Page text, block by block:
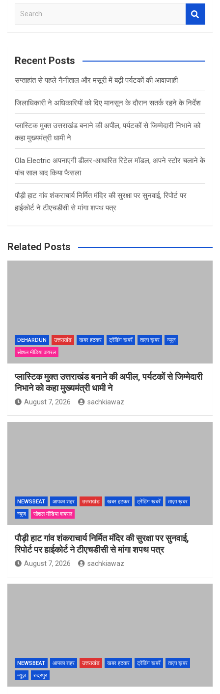
a
c
Recent Posts
सप्ताहांत से पहले नैनीताल और मसूरी में बढ़ी पर्यटकों की आवाजाही
जिलाधिकारी ने अधिकारियों को दिए मानसून के दौरान सतर्क रहने के निर्देश
प्लास्टिक मुक्त उत्तराखंड बनाने की अपील, पर्यटकों से जिम्मेदारी निभाने को
कहा मुख्यमंत्री धामी ने
Ola Electric अपनाएगी डीलर-आधारित रिटेल मॉडल, अपने स्टोर चलाने के
पांच साल बाद किया फैसला
पौड़ी हाट गांव शंकराचार्य निर्मित मंदिर की सुरक्षा पर सुनवाई, रिपोर्ट पर
हाईकोर्ट ने टीएचडीसी से मांगा शपथ पत्र
Related Posts
DEHARDUN उत्तराखंड खबर हटकर ट्रेंडिंग खबरें ताज़ा ख़बर
न्यूज़
सोशल मीडिया वायरल
प्लास्टिक मुक्त उत्तराखंड बनाने की अपील, पर्यटकों से जिम्मेदारी
निभाने को कहा मुख्यमंत्री धामी ने
August 7, 2026 sachkiawaz
NEWSBEAT आपका शहर उत्तराखंड खबर हटकर ट्रेंडिंग खबरें
ताज़ा ख़बर
न्यूज़
सोशल मीडिया वायरल
पौड़ी हाट गांव शंकराचार्य निर्मित मंदिर की सुरक्षा पर सुनवाई,
रिपोर्ट पर हाईकोर्ट ने टीएचडीसी से मांगा शपथ पत्र
August 7, 2026 sachkiawaz
NEWSBEAT आपका शहर उत्तराखंड खबर हटकर ट्रेंडिंग खबरें
ताज़ा ख़बर
न्यूज़
रुद्रपुर